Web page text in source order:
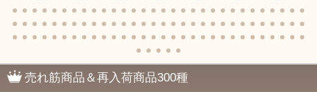
売れ筋商品＆再入荷商品300種